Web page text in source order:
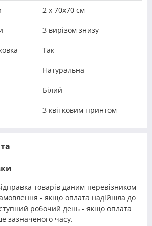
2 х 70х70 см
З вирізом знизу
Так
Натуральна
Білий
З квітковим принтом
товарів даним перевізником
- якщо оплата надійшла до
робочий день - якщо оплата
зазначеного часу.